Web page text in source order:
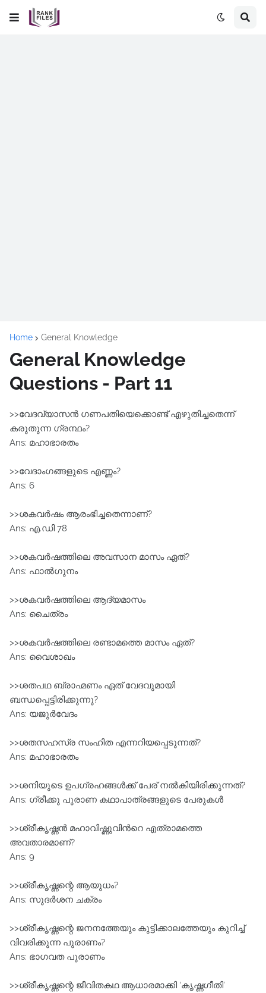
Home General Knowledge
General Knowledge
Questions - Part 11
>>വേദവ്യാസൻ ഗണപതിയെക്കൊണ്ട് എഴുതിച്ചതെന്ന്
കരുതുന്ന ഗ്രന്ഥം?
Ans: മഹാഭാരതം
>>വേദാംഗങ്ങളുടെ എണ്ണം?
Ans: 6
>>ശകവര്‍ഷം ആരംഭിച്ചതെന്നാണ്?
Ans: എ.ഡി 78
>>ശകവര്‍ഷത്തിലെ അവസാന മാസം ഏത്?‍
Ans: ഫാല്‍ഗുനം
>>ശകവര്‍ഷത്തിലെ ആദ്യമാസം
Ans: ചൈത്രം
>>ശകവര്‍ഷത്തിലെ രണ്ടാമത്തെ മാസം ഏത്?
Ans: വൈശാഖം
>>ശതപഥ ബ്രാഹ്മണം ഏത് വേദവുമായി
ബന്ധപ്പെട്ടിരിക്കുന്നു?
Ans: യജുർവേദം
>>ശതസഹസ്ര സംഹിത എന്നറിയപ്പെടുന്നത്?
Ans: മഹാഭാരതം
>>ശനിയുടെ ഉപഗ്രഹങ്ങൾക്ക് പേര് നൽകിയിരിക്കുന്നത്?
Ans: ഗ്രീക്കു പുരാണ കഥാപാത്രങ്ങളുടെ പേരുകൾ
>>ശ്രീകൃഷ്ണൻ മഹാവിഷ്ണുവിന്‍റെ എത്രാമത്തെ
അവതാരമാണ്?
Ans: 9
>>ശ്രീകൃഷ്ണന്റെ ആയുധം?
Ans: സുദർശന ചക്രം
>>ശ്രീകൃഷ്ണന്റെ ജനനത്തേയും കുട്ടിക്കാലത്തേയും കുറിച്ച്
വിവരിക്കുന്ന പുരാണം?
Ans: ഭാഗവത പുരാണം
>>ശ്രീകൃഷ്ണന്റെ ജീവിതകഥ ആധാരമാക്കി ‘കൃഷ്ണഗീതി’